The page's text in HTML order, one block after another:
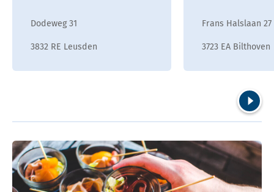
Dodeweg 31
3832 RE Leusden
Frans Halslaan 27
3723 EA Bilthoven